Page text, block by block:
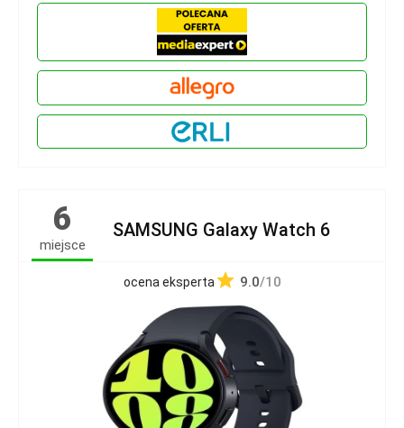
6
miejsce
SAMSUNG Galaxy Watch 6
ocena eksperta 9.0/10